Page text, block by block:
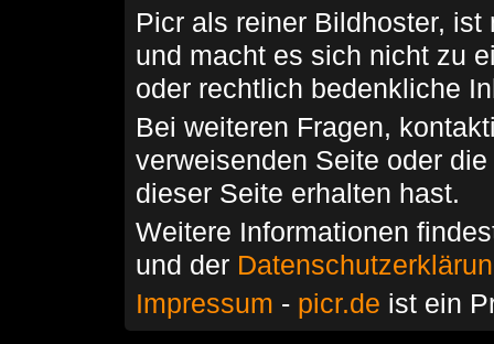
Picr als reiner Bildhoster,
und macht es sich nicht zu
oder rechtlich bedenkliche
Bei weiteren Fragen,
verweisenden Seite oder
dieser Seite erhalten hast.
Weitere Informationen
und der
Impressum - picr.de ist ein